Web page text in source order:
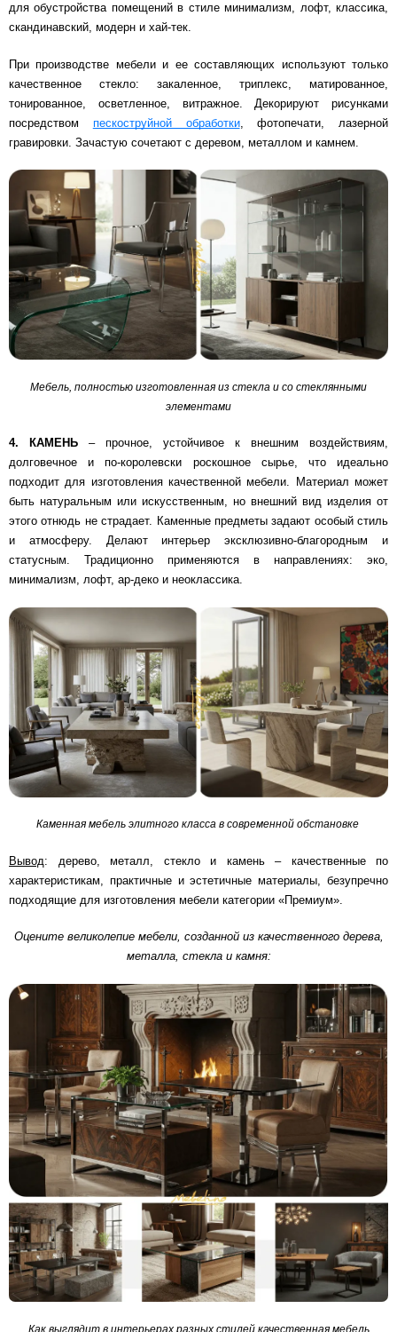
для обустройства помещений в стиле минимализм, лофт, классика,
скандинавский, модерн и хай-тек.
При производстве мебели и ее составляющих используют только
качественное стекло: закаленное, триплекс, матированное,
тонированное, осветленное, витражное. Декорируют рисунками
посредством пескоструйной обработки, фотопечати, лазерной
гравировки. Зачастую сочетают с деревом, металлом и камнем.
Мебель, полностью изготовленная из стекла и со стеклянными
элементами
4. КАМЕНЬ – прочное, устойчивое к внешним воздействиям,
долговечное и по-королевски роскошное сырье, что идеально
подходит для изготовления качественной мебели. Материал может
быть натуральным или искусственным, но внешний вид изделия от
этого отнюдь не страдает. Каменные предметы задают особый стиль
и атмосферу. Делают интерьер эксклюзивно-благородным и
статусным. Традиционно применяются в направлениях: эко,
минимализм, лофт, ар-деко и неоклассика.
Каменная мебель элитного класса в современной обстановке
Вывод: дерево, металл, стекло и камень – качественные по
характеристикам, практичные и эстетичные материалы, безупречно
подходящие для изготовления мебели категории «Премиум».
Оцените великолепие мебели, созданной из качественного дерева,
металла, стекла и камня:
Как выглядит в интерьерах разных стилей качественная мебель